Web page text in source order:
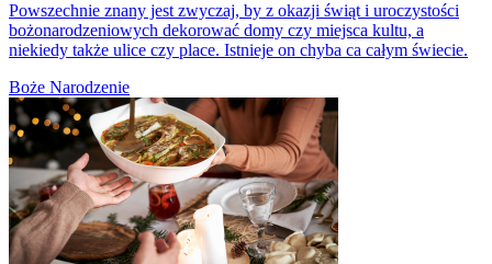
Powszechnie znany jest zwyczaj, by z okazji świąt i uroczystości
bożonarodzeniowych dekorować domy czy miejsca kultu, a
niekiedy także ulice czy place. Istnieje on chyba ca całym świecie.
Boże Narodzenie